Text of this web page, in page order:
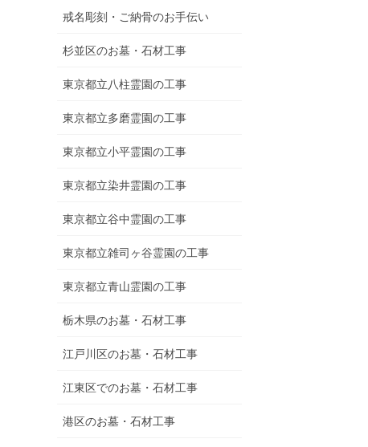
戒名彫刻・ご納骨のお手伝い
杉並区のお墓・石材工事
東京都立八柱霊園の工事
東京都立多磨霊園の工事
東京都立小平霊園の工事
東京都立染井霊園の工事
東京都立谷中霊園の工事
東京都立雑司ヶ谷霊園の工事
東京都立青山霊園の工事
栃木県のお墓・石材工事
江戸川区のお墓・石材工事
江東区でのお墓・石材工事
港区のお墓・石材工事